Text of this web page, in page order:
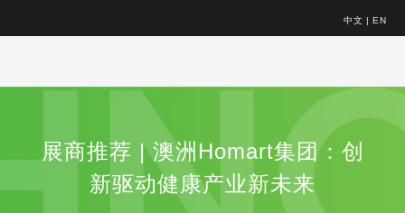
中文 | EN
展商推荐 | 澳洲Homart集团：创
新驱动健康产业新未来